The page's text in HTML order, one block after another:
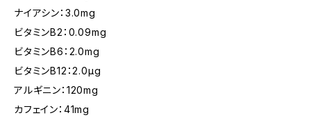
ナイアシン：3.0mg
ビタミンB2：0.09mg
ビタミンB6：2.0mg
ビタミンB12：2.0μg
アルギニン：120mg
カフェイン：41mg